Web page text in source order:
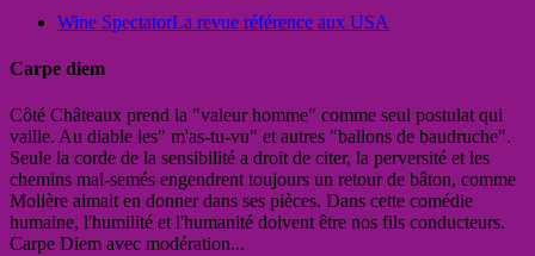
Wine SpectatorLa revue référence aux USA
Carpe diem
Côté Châteaux prend la "valeur homme" comme seul postulat qui
vaille. Au diable les" m'as-tu-vu" et autres "ballons de baudruche".
Seule la corde de la sensibilité a droit de citer, la perversité et les
chemins mal-semés engendrent toujours un retour de bâton, comme
Molière aimait en donner dans ses pièces. Dans cette comédie
humaine, l'humilité et l'humanité doivent être nos fils conducteurs.
Carpe Diem avec modération...